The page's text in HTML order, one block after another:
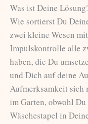
Was ist Deine
Wie sortierst Du
zwei kleine Wesen
Impulskontrolle alle
haben, die Du
und Dich auf deine
Aufmerksamkeit sich
im Garten, obwohl
Wäschestapel in